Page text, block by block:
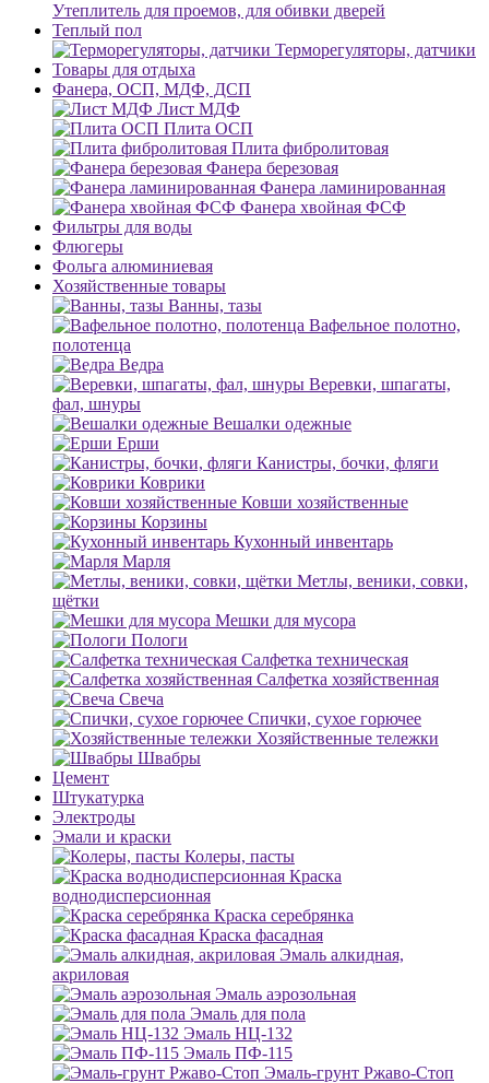
Утеплитель для проемов, для обивки дверей
Теплый пол
Терморегуляторы, датчики
Товары для отдыха
Фанера, ОСП, МДФ, ДСП
Лист МДФ
Плита ОСП
Плита фибролитовая
Фанера березовая
Фанера ламинированная
Фанера хвойная ФСФ
Фильтры для воды
Флюгеры
Фольга алюминиевая
Хозяйственные товары
Ванны, тазы
Вафельное полотно,
полотенца
Ведра
Веревки, шпагаты,
фал, шнуры
Вешалки одежные
Ерши
Канистры, бочки, фляги
Коврики
Ковши хозяйственные
Корзины
Кухонный инвентарь
Марля
Метлы, веники, совки,
щётки
Мешки для мусора
Пологи
Салфетка техническая
Салфетка хозяйственная
Свеча
Спички, сухое горючее
Хозяйственные тележки
Швабры
Цемент
Штукатурка
Электроды
Эмали и краски
Колеры, пасты
Краска
воднодисперсионная
Краска серебрянка
Краска фасадная
Эмаль алкидная,
акриловая
Эмаль аэрозольная
Эмаль для пола
Эмаль НЦ-132
Эмаль ПФ-115
Эмаль-грунт Ржаво-Стоп